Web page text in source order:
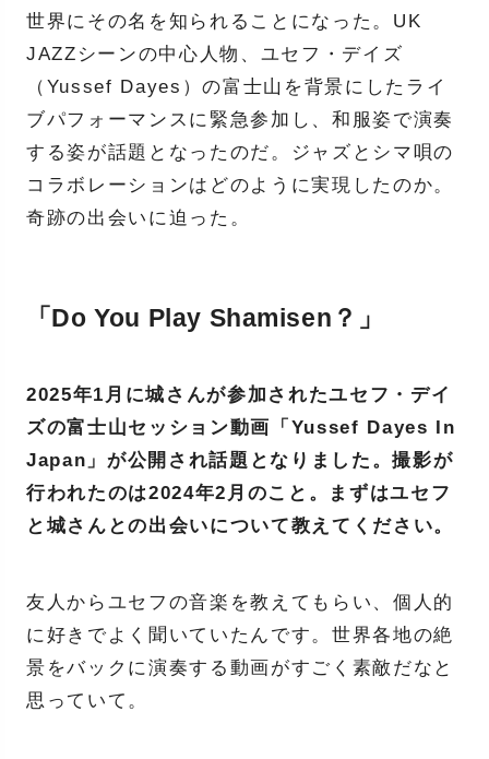
世界にその名を知られることになった。UK
JAZZシーンの中心人物、ユセフ・デイズ
（Yussef Dayes）の富士山を背景にしたライ
ブパフォーマンスに緊急参加し、和服姿で演奏
する姿が話題となったのだ。ジャズとシマ唄の
コラボレーションはどのように実現したのか。
奇跡の出会いに迫った。
「Do You Play Shamisen？」
2025年1月に城さんが参加されたユセフ・デイ
ズの富士山セッション動画「Yussef Dayes In
Japan」が公開され話題となりました。撮影が
行われたのは2024年2月のこと。まずはユセフ
と城さんとの出会いについて教えてください。
友人からユセフの音楽を教えてもらい、個人的
に好きでよく聞いていたんです。世界各地の絶
景をバックに演奏する動画がすごく素敵だなと
思っていて。